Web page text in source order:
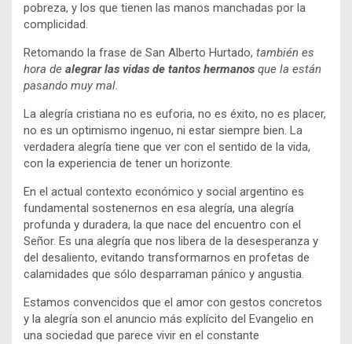
pobreza, y los que tienen las manos manchadas por la
complicidad.
Retomando la frase de San Alberto Hurtado, también es
hora de alegrar las vidas de tantos hermanos que la están
pasando muy mal.
La alegría cristiana no es euforia, no es éxito, no es placer,
no es un optimismo ingenuo, ni estar siempre bien. La
verdadera alegría tiene que ver con el sentido de la vida,
con la experiencia de tener un horizonte.
En el actual contexto económico y social argentino es
fundamental sostenernos en esa alegría, una alegría
profunda y duradera, la que nace del encuentro con el
Señor. Es una alegría que nos libera de la desesperanza y
del desaliento, evitando transformarnos en profetas de
calamidades que sólo desparraman pánico y angustia.
Estamos convencidos que el amor con gestos concretos
y la alegría son el anuncio más explícito del Evangelio en
una sociedad que parece vivir en el constante